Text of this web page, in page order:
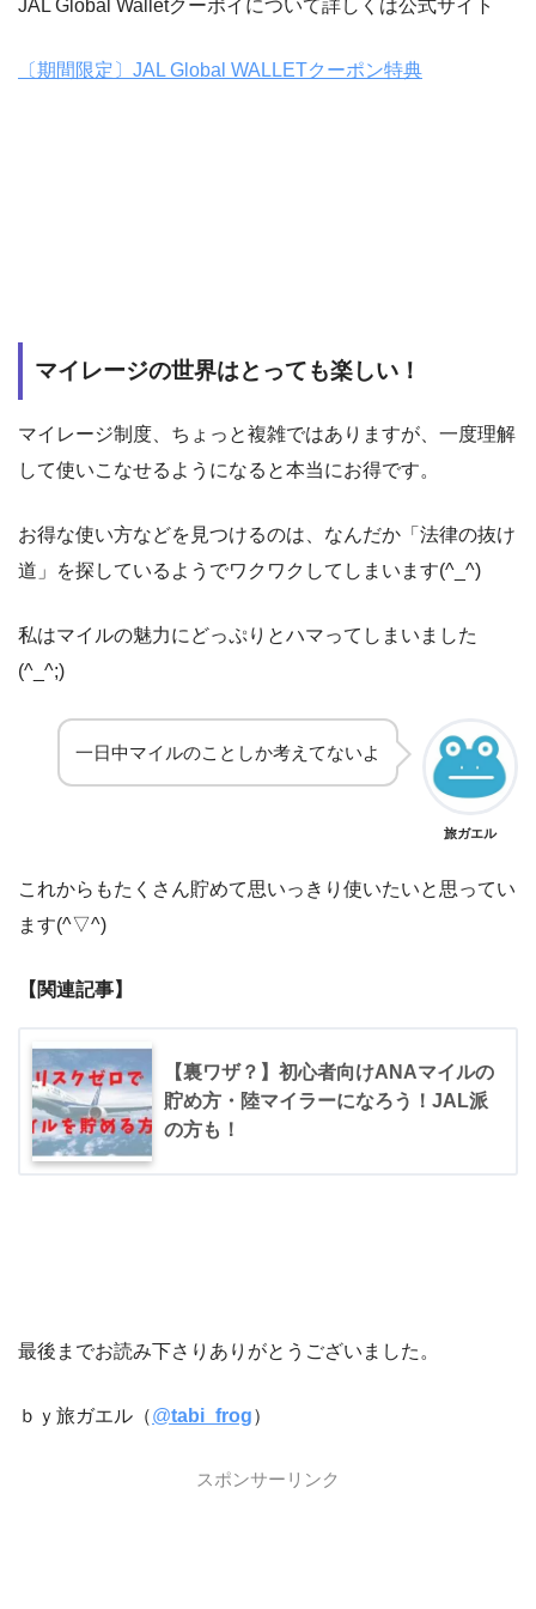
JAL Global Walletクーポイについて詳しくは公式サイト
〔期間限定〕JAL Global WALLETクーポン特典
マイレージの世界はとっても楽しい！
マイレージ制度、ちょっと複雑ではありますが、一度理解
して使いこなせるようになると本当にお得です。
お得な使い方などを見つけるのは、なんだか「法律の抜け
道」を探しているようでワクワクしてしまいます(^_^)
私はマイルの魅力にどっぷりとハマってしまいました
(^_^;)
一日中マイルのことしか考えてないよ
旅ガエル
これからもたくさん貯めて思いっきり使いたいと思ってい
ます(^▽^)
【関連記事】
【裏ワザ？】初心者向けANAマイルの
貯め方・陸マイラーになろう！JAL派
の方も！
最後までお読み下さりありがとうございました。
ｂｙ旅ガエル（@tabi_frog）
スポンサーリンク